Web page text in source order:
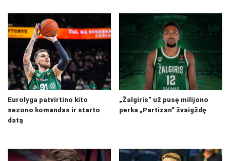
Eurolyga patvirtino kito
sezono komandas ir starto
datą
„Žalgiris“ už pusę milijono
perka „Partizan“ žvaigždę